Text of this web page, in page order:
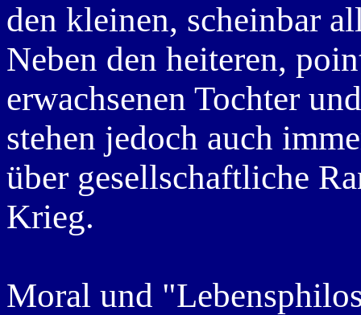
den kleinen, scheinbar
Neben den heiteren,
erwachsenen Tochter
stehen jedoch auch
über gesellschaftliche
Krieg.
Moral und